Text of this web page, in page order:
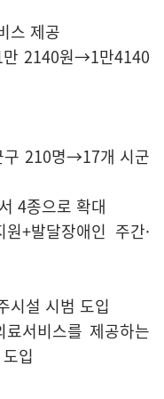
스 제공
만 2140원→1만4140
구 210명→17개 시군
4종으로 확대
+발달장애인 주간·
시설 시범 도입
서비스를 제공하는
입